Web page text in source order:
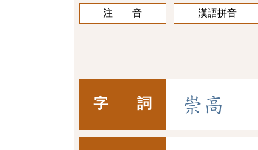
注 音 漢語拼音
字 詞 崇 高